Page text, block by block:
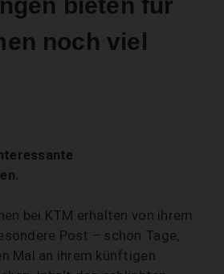
bieten für
noch viel
bei KTM erhalten von ihrem
Post – schon Tage,
Mal an ihrem künftigen